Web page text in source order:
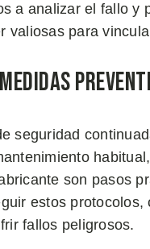
a analizar el fallo y
valiosas para
seguridad
son pasos
estos
fallos peligrosos.